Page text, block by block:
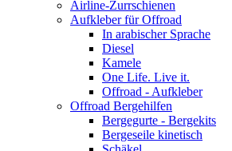
Airline-Zurrschienen
Aufkleber für Offroad
In arabischer Sprache
Diesel
Kamele
One Life. Live it.
Offroad - Aufkleber
Offroad Bergehilfen
Bergegurte - Bergekits
Bergeseile kinetisch